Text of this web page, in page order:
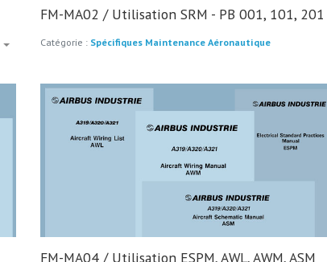
FM-MA02 / Utilisation SRM - PB 001, 101, 201
Catégorie : Spécifiques Maintenance Aéronautique
FM-MA04 / Utilisation ESPM, AWL, AWM, ASM